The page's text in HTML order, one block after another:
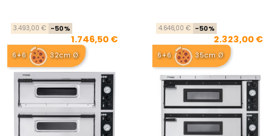
Precio base
3.493,00 € -50%
1.746,50 €
4.646,00 € -50%
2.323,00 €
6+6 32cm Ø 6+6 35cm Ø